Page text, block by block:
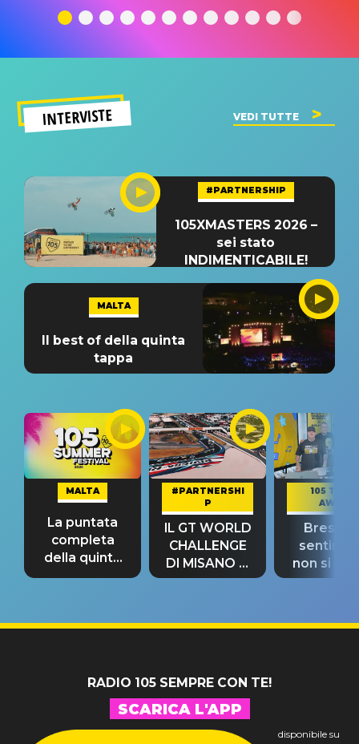
significato
del singolo
INTERVISTE VEDI TUTTE
#PARTNERSHIP
105XMASTERS 2026 –
sei stato
INDIMENTICABILE!
MALTA
Il best of della quinta
tappa
MALTA
La puntata
completa
della quinta
tappa
#PARTNERSHI
P
IL GT WORLD
CHALLENGE
DI MISANO si
riconferma
105 TAKE
AWAY
Bresh:
non si
fino alla
RADIO 105 SEMPRE CON TE!
SCARICA L'APP
disponibile su